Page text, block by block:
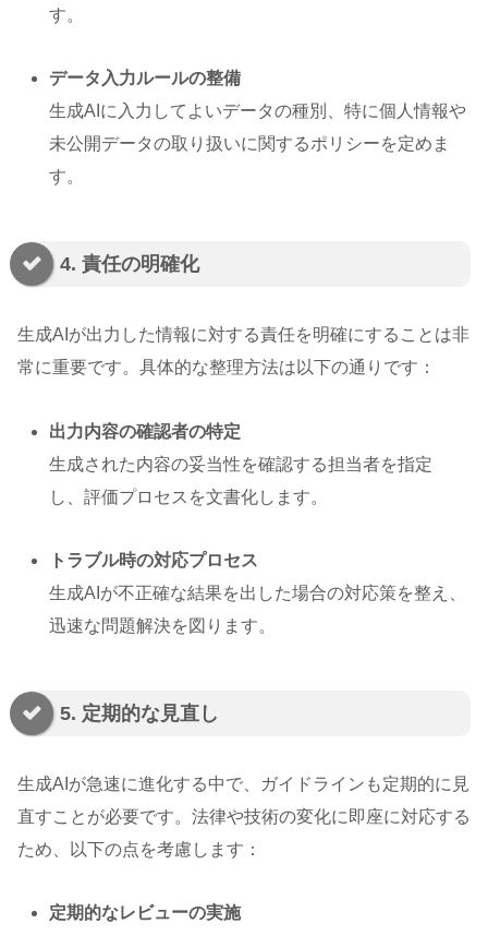
す。
データ入力ルールの整備
生成AIに入力してよいデータの種別、特に個人情報や
未公開データの取り扱いに関するポリシーを定めま
す。
4. 責任の明確化
生成AIが出力した情報に対する責任を明確にすることは非
常に重要です。具体的な整理方法は以下の通りです：
出力内容の確認者の特定
生成された内容の妥当性を確認する担当者を指定
し、評価プロセスを文書化します。
トラブル時の対応プロセス
生成AIが不正確な結果を出した場合の対応策を整え、
迅速な問題解決を図ります。
5. 定期的な見直し
生成AIが急速に進化する中で、ガイドラインも定期的に見
直すことが必要です。法律や技術の変化に即座に対応する
ため、以下の点を考慮します：
定期的なレビューの実施